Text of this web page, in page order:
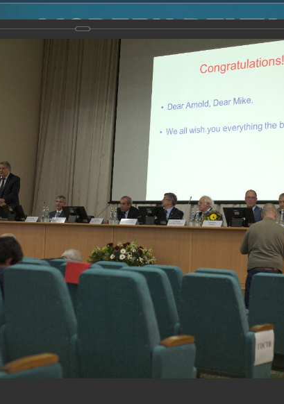
2014
Международная конференция “Modern
Award
2016 г. 31.10.2016
Report
31.10.2016